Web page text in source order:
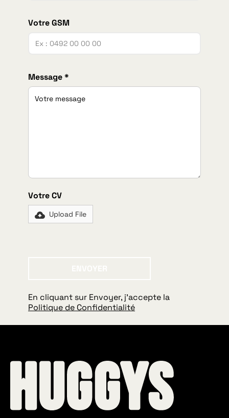
Votre GSM
Message *
Votre CV
Upload File
En cliquant sur Envoyer, j'accepte la
Politique de Confidentialité